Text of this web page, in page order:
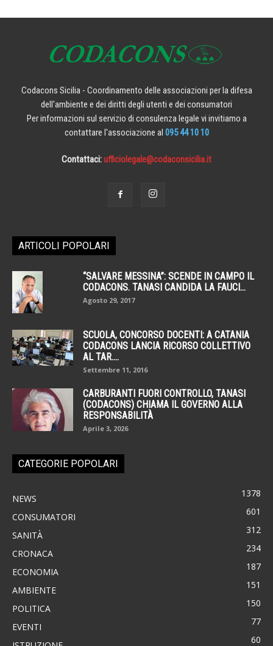
Codacons Sicilia - Coordinamento delle associazioni per la difesa
dell'ambiente e dei diritti degli utenti e dei consumatori
Per informazioni sul servizio di consulenza legale vi invitiamo a
contattare l'associazione al 095 44 10 10
Contattaci:ufficiolegale@codaconsicilia.it
ARTICOLI POPOLARI
“SALVARE MESSINA”: SCENDE IN CAMPO IL
CODACONS. TANASI CANDIDA LA FAUCI...
Agosto 29, 2017
SCUOLA, CONCORSO DOCENTI: A CATANIA
CODACONS LANCIA RICORSO COLLETTIVO
AL TAR....
Settembre 11, 2016
CARBURANTI FUORI CONTROLLO, TANASI
(CODACONS) CHIAMA IL GOVERNO ALLA
RESPONSABILITÀ
Aprile 3, 2026
CATEGORIE POPOLARI
NEWS 1378
CONSUMATORI 601
SANITÀ 312
CRONACA 234
ECONOMIA 187
AMBIENTE 151
POLITICA 150
EVENTI 77
60